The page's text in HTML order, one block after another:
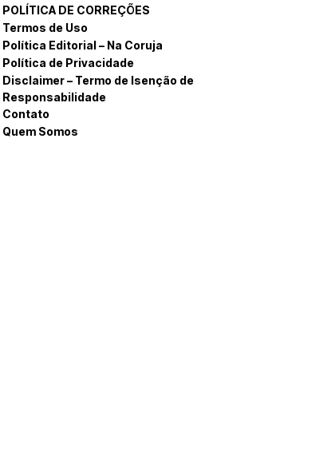
POLÍTICA DE CORREÇÕES
Termos de Uso
Política Editorial – Na Coruja
Política de Privacidade
Disclaimer – Termo de Isenção de
Responsabilidade
Contato
Quem Somos